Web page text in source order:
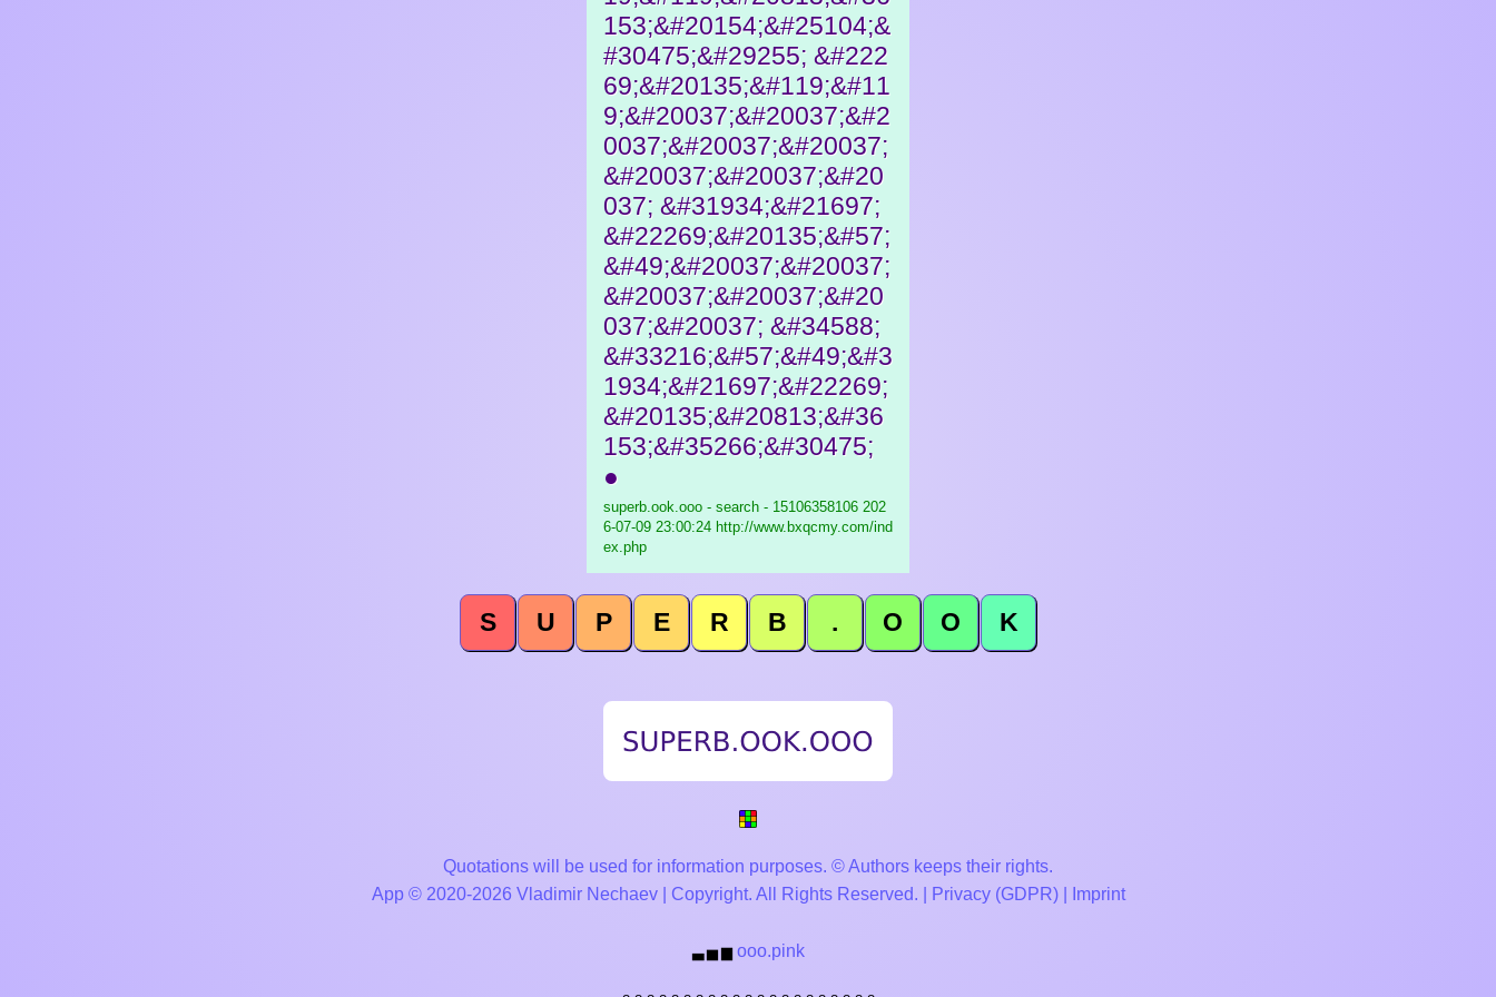
153;&#20154;&#25104;&
#30475;&#29255; &#222
69;&#20135;&#119;&#11
9;&#20037;&#20037;&#2
0037;&#20037;&#20037;
&#20037;&#20037;&#20
037; &#31934;&#21697;
&#22269;&#20135;&#57;
&#49;&#20037;&#20037;
&#20037;&#20037;&#20
037;&#20037; &#34588;
&#33216;&#57;&#49;&#3
1934;&#21697;&#22269;
&#20135;&#20813;&#36
153;&#35266;&#30475;
●
superb.ook.ooo - search - 15106358106 202
6-07-09 23:00:24 http://www.bxqcmy.com/ind
ex.php
S U P E R B . O O K
Quotations will be used for information purposes. © Authors keeps their rights.
App © 2020-2026 Vladimir Nechaev | Copyright. All Rights Reserved. |
Privacy (GDPR)| Imprint
▃ ▅ ▆ ooo.pink